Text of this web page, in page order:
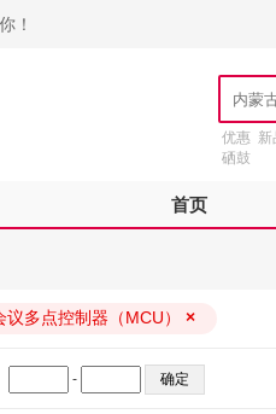
！
优惠 新
硒鼓
首页
议多点控制器（MCU） ×
-